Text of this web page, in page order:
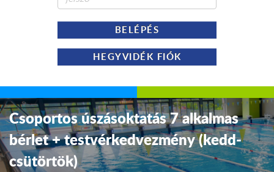
BELÉPÉS
HEGYVIDÉK FIÓK
Csoportos úszásoktatás 7 alkalmas
bérlet + testvérkedvezmény (kedd-
csütörtök)